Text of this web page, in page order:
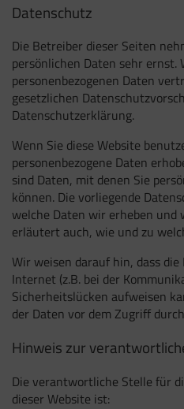
Datenschutz
Die Betreiber dieser Seiten
persönlichen Daten sehr ernst.
personenbezogenen Daten
gesetzlichen
Datenschutzerklärung.
Wenn Sie diese Website
personenbezogene Daten
sind Daten, mit denen Sie
können. Die vorliegende
welche Daten wir erheben und
erläutert auch, wie und zu
Wir weisen darauf hin, dass
Internet (z.B. bei der
Sicherheitslücken aufweisen
der Daten vor dem Zugriff
Hinweis zur
Die verantwortliche Stelle für
dieser Website ist: